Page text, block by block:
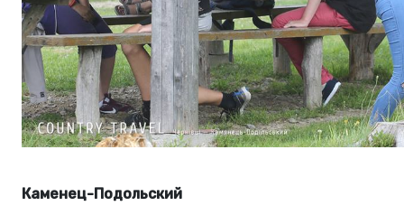
Каменец-Подольский